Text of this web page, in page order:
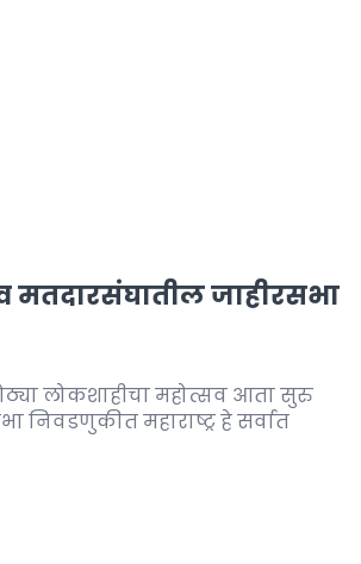
मतदारसंघातील जाहीरसभा
लोकशाहीचा महोत्सव आता सुरु
निवडणुकीत महाराष्ट्र हे सर्वात